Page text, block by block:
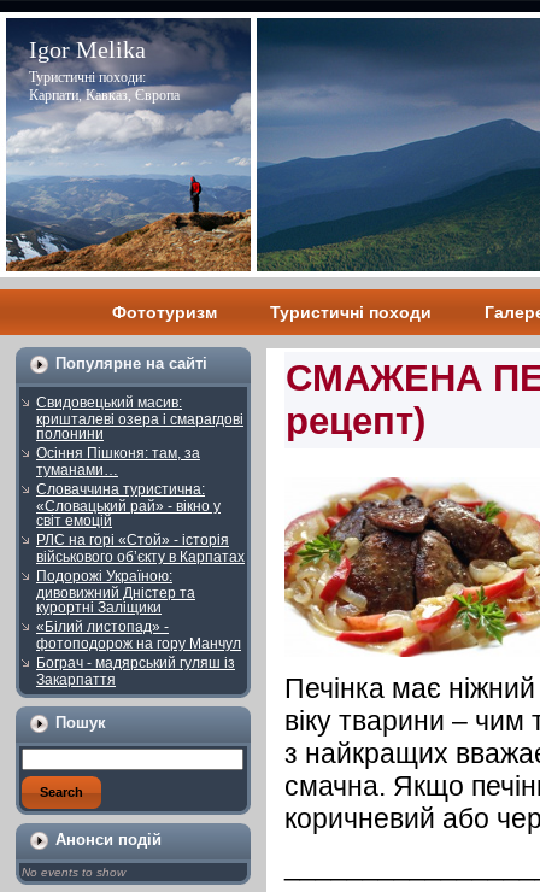
Igor Melika
Туристичні походи:
Карпати, Кавказ, Європа
Фототуризм Туристичні походи
Популярне на сайті
Свидовецький масив:
кришталеві озера і смарагдові
полонини
Осіння Пішконя: там, за
туманами…
Словаччина туристична:
«Словацький рай» - вікно у
світ емоцій
РЛС на горі «Стой» - історія
військового об’єкту в Карпатах
Подорожі Україною:
дивовижний Дністер та
курортні Заліщики
«Білий листопад» -
фотоподорож на гору Манчул
Бограч - мадярський гуляш із
Закарпаття
Пошук
Анонси подій
No events to show
СМАЖЕНА
рецепт)
Печінка має
віку тварини –
з найкращих
смачна. Якщо
коричневий або